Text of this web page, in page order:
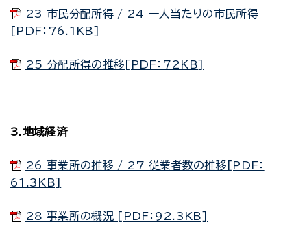
23 市民分配所得 / 24 一人当たりの市民所得
[PDF：76.1KB]
25 分配所得の推移[PDF：72KB]
3.地域経済
26 事業所の推移 / 27 従業者数の推移[PDF：
61.3KB]
28 事業所の概況 [PDF：92.3KB]